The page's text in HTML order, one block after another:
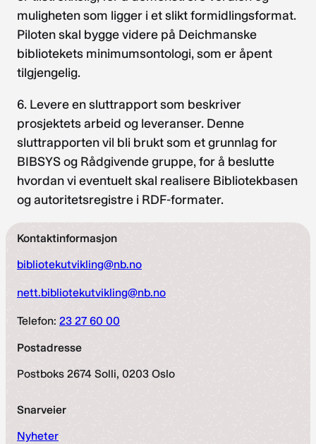
muligheten som ligger i et slikt formidlingsformat.
Piloten skal bygge videre på Deichmanske
bibliotekets minimumsontologi, som er åpent
tilgjengelig.
6. Levere en sluttrapport som beskriver
prosjektets arbeid og leveranser. Denne
sluttrapporten vil bli brukt som et grunnlag for
BIBSYS og Rådgivende gruppe, for å beslutte
hvordan vi eventuelt skal realisere Bibliotekbasen
og autoritetsregistre i RDF-formater.
Kontaktinformasjon
bibliotekutvikling@nb.no
nett.bibliotekutvikling@nb.no
Telefon: 23 27 60 00
Postadresse
Postboks 2674 Solli, 0203 Oslo
Snarveier
Nyheter